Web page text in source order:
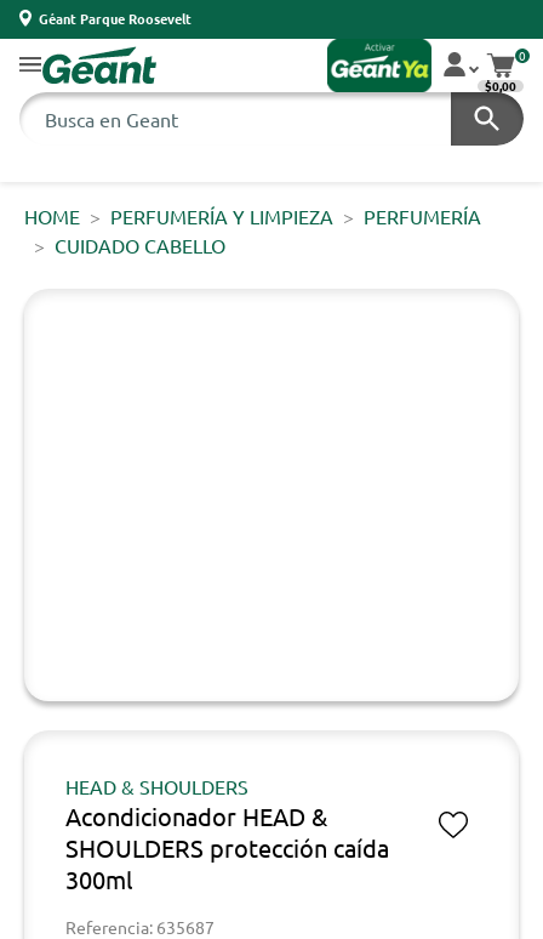
Géant Parque Roosevelt
0
$0,00
HOME PERFUMERÍA Y LIMPIEZA
PERFUMERÍA
CUIDADO CABELLO
HEAD & SHOULDERS
Acondicionador HEAD &
SHOULDERS protección caída
300ml
Referencia: 635687